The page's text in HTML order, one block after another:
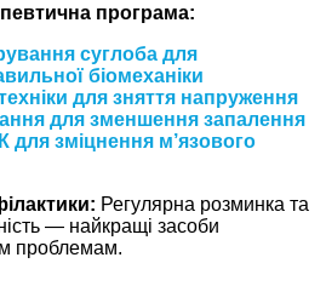
програма:
суглоба для
біомеханіки
для зняття напруження
для зменшення запалення
для зміцнення м’язового
Регулярна розминка та
— найкращі засоби
проблемам.